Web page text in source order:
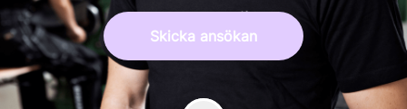
Skicka ansökan